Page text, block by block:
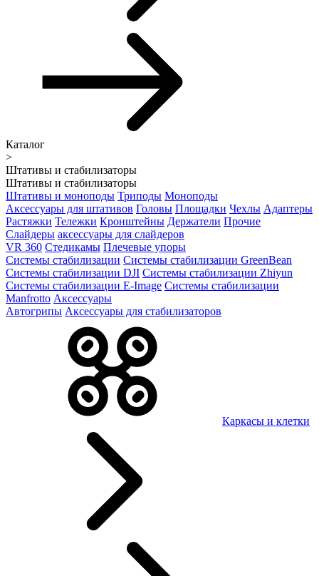
Каталог
>
Штативы и стабилизаторы
Штативы и стабилизаторы
Штативы и моноподы Триподы Моноподы
Аксессуары для штативов Головы Площадки Чехлы Адаптеры
Растяжки Тележки Кронштейны Держатели Прочие
Слайдеры аксессуары для слайдеров
VR 360 Стедикамы Плечевые упоры
Системы стабилизации Системы стабилизации GreenBean
Системы стабилизации DJI Системы стабилизации Zhiyun
Системы стабилизации E-Image Системы стабилизации
Manfrotto Аксессуары
Автогрипы Аксессуары для стабилизаторов
Каркасы и клетки